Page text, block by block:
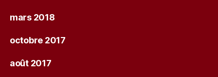
mars 2018
octobre 2017
août 2017